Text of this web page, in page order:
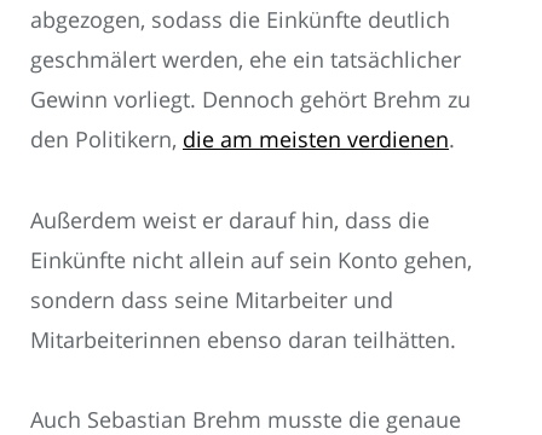
abgezogen, sodass die Einkünfte deutlich
geschmälert werden, ehe ein tatsächlicher
Gewinn vorliegt. Dennoch gehört Brehm zu
den Politikern, die am meisten verdienen.
Außerdem weist er darauf hin, dass die
Einkünfte nicht allein auf sein Konto gehen,
sondern dass seine Mitarbeiter und
Mitarbeiterinnen ebenso daran teilhätten.
Auch Sebastian Brehm musste die genaue